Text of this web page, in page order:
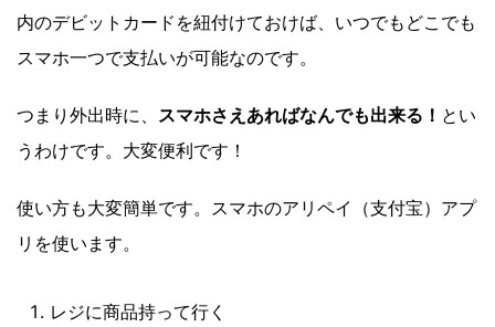
内のデビットカードを紐付けておけば、いつでもどこでも
スマホ一つで支払いが可能なのです。
つまり外出時に、 スマホさえあればなんでも出来る！ とい
うわけです。大変便利です！
使い方も大変簡単です。スマホのアリペイ（支付宝）アプ
リを使います。
レジに商品持って行く